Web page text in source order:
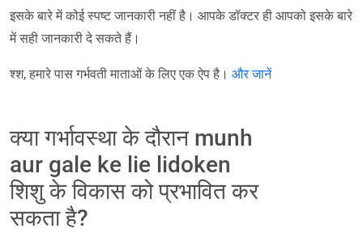
इसके बारे में कोई स्पष्ट जानकारी नहीं है। आपके डॉक्टर ही आपको इसके बारे
में सही जानकारी दे सकते हैं।
श्श, हमारे पास गर्भवती माताओं के लिए एक ऐप है। और जानें
क्या गर्भावस्था के दौरान munh
aur gale ke lie lidoken
शिशु के विकास को प्रभावित कर
सकता है?